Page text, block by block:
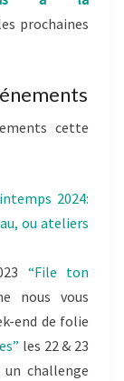
prochaines
cette
2024:
ou ateliers
“File ton
nous vous
end de folie
les 22 & 23
un challenge